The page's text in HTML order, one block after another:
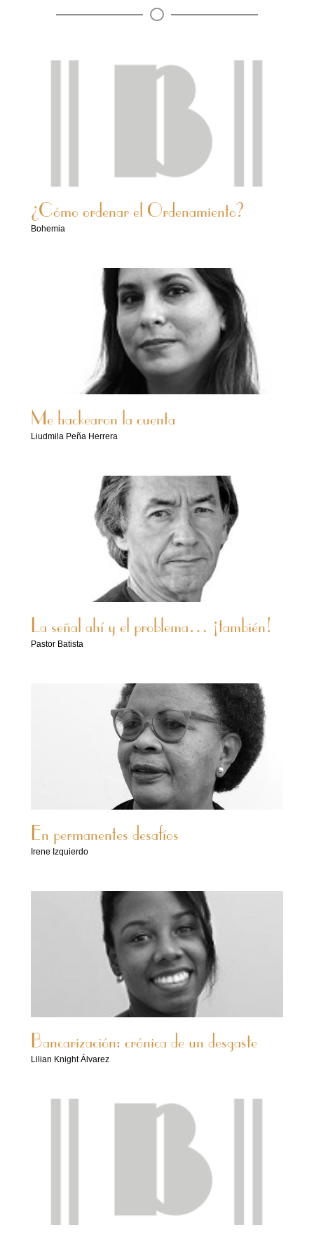
¿Cómo ordenar el Ordenamiento?
Bohemia
Me hackearon la cuenta
Liudmila Peña Herrera
La señal ahí y el problema… ¡también!
Pastor Batista
En permanentes desafíos
Irene Izquierdo
Bancarización: crónica de un desgaste
Lilian Knight Álvarez